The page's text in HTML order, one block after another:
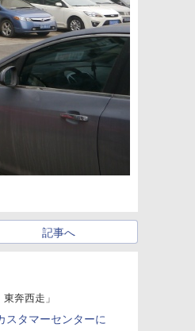
記事へ
奔西走」
スタマーセンターに